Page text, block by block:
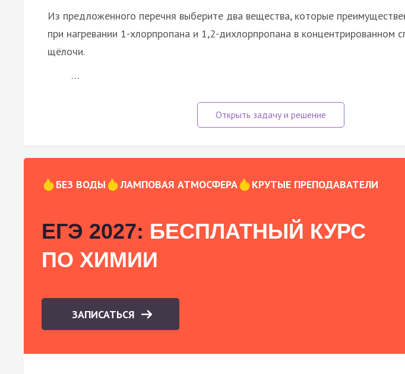
Из предложенного перечня выберите два вещества, которые
при нагревании 1-хлорпропана и 1,2-дихлорпропана в концентрированном
щёлочи.
…
БЕЗ ВОДЫ ЛАМПОВАЯ АТМОСФЕРА КРУТЫЕ ПРЕПОДАВАТЕЛИ
ЕГЭ 2027: БЕСПЛАТНЫЙ КУРС
ПО ХИМИИ
ЗАПИСАТЬСЯ